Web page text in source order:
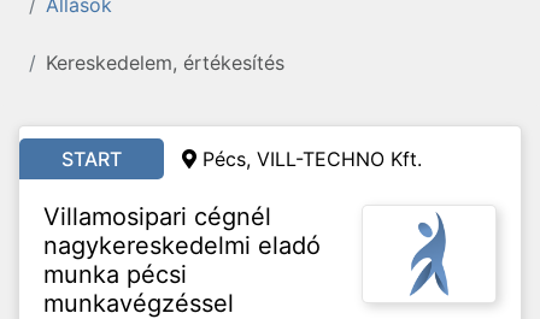
Állások
Kereskedelem, értékesítés
START Pécs, VILL-TECHNO Kft.
Villamosipari cégnél
nagykereskedelmi eladó
munka pécsi
munkavégzéssel